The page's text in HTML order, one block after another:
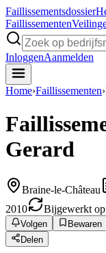
Faillissementsdossier
Faillissementen
InloggenAanmelden
Home›Faillissementen›
Gerard
Braine-le-Château
2010
Bijgewerkt
Volgen
Bewaren
Delen